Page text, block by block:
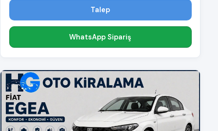
Talep
WhatsApp Sipariş